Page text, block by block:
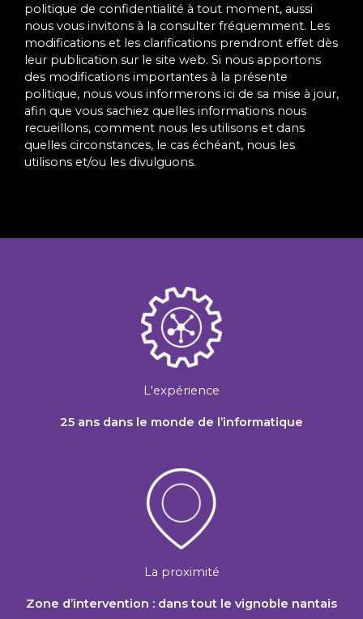
politique de confidentialité à tout moment, aussi
nous vous invitons à la consulter fréquemment. Les
modifications et les clarifications prendront effet dès
leur publication sur le site web. Si nous apportons
des modifications importantes à la présente
politique, nous vous informerons ici de sa mise à jour,
afin que vous sachiez quelles informations nous
recueillons, comment nous les utilisons et dans
quelles circonstances, le cas échéant, nous les
utilisons et/ou les divulguons.
L'expérience
25 ans dans le monde de l’informatique
La proximité
Zone d’intervention : dans tout le vignoble nantais